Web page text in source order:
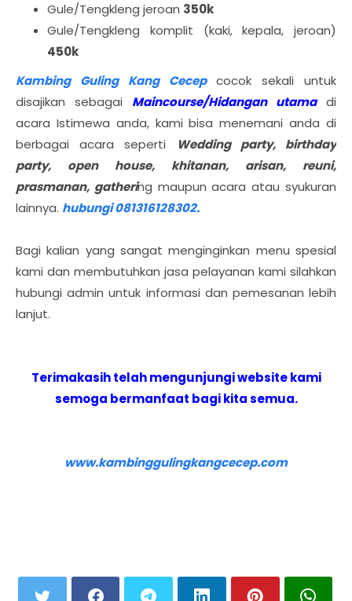
Gule/Tengkleng jeroan 350k
Gule/Tengkleng komplit (kaki, kepala, jeroan)
450k
Kambing Guling Kang Cecep cocok sekali untuk
disajikan sebagai Maincourse/Hidangan utama di
acara Istimewa anda, kami bisa menemani anda di
berbagai acara seperti
Wedding party, birthday
party, open house, khitanan, arisan, reuni,
prasmanan, gathering maupun acara atau syukuran
lainnya. hubungi 081316128302.
Bagi kalian yang sangat menginginkan menu spesial
kami dan membutuhkan jasa pelayanan kami silahkan
hubungi admin untuk informasi dan pemesanan lebih
lanjut.
Terimakasih telah mengunjungi website kami
semoga bermanfaat bagi kita semua.
www.kambinggulingkangcecep.com